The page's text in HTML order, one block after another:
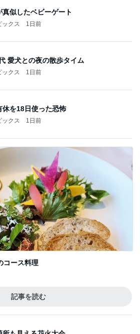
真似したベビーゲート
クス 1日前
愛犬との夜の散歩タイム
クス 1日前
休を18日使った恐怖
クス 1日前
コース料理
記事を読む